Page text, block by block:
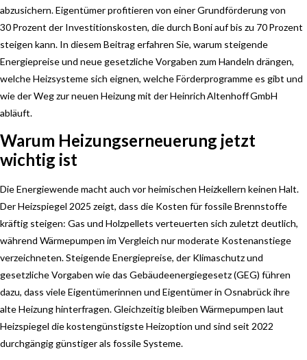
abzusichern. Eigentümer profitieren von einer Grundförderung von
30 Prozent der Investitionskosten, die durch Boni auf bis zu 70 Prozent
steigen kann. In diesem Beitrag erfahren Sie, warum steigende
Energiepreise und neue gesetzliche Vorgaben zum Handeln drängen,
welche Heizsysteme sich eignen, welche Förderprogramme es gibt und
wie der Weg zur neuen Heizung mit der Heinrich Altenhoff GmbH
abläuft.
Warum Heizungserneuerung jetzt
wichtig ist
Die Energiewende macht auch vor heimischen Heizkellern keinen Halt.
Der Heizspiegel 2025 zeigt, dass die Kosten für fossile Brennstoffe
kräftig steigen: Gas und Holzpellets verteuerten sich zuletzt deutlich,
während Wärmepumpen im Vergleich nur moderate Kostenanstiege
verzeichneten. Steigende Energiepreise, der Klimaschutz und
gesetzliche Vorgaben wie das Gebäudeenergiegesetz (GEG) führen
dazu, dass viele Eigentümerinnen und Eigentümer in Osnabrück ihre
alte Heizung hinterfragen. Gleichzeitig bleiben Wärmepumpen laut
Heizspiegel die kostengünstigste Heizoption und sind seit 2022
durchgängig günstiger als fossile Systeme.